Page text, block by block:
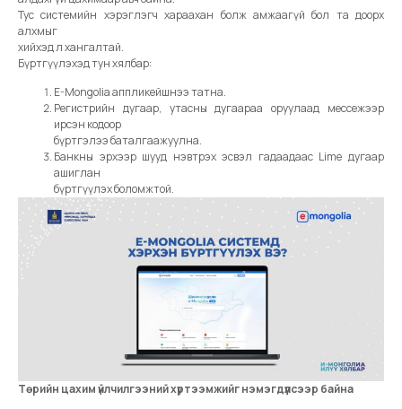
Тус системийн хэрэглэгч хараахан болж амжаагүй бол та доорх
алхмыг
хийхэд л хангалтай.
Бүртгүүлэхэд тун хялбар:
E-Mongolia аппликейшнээ татна.
Регистрийн дугаар, утасны дугаараа оруулаад мессежээр
ирсэн кодоор
бүртгэлээ баталгаажуулна.
Банкны эрхээр шууд нэвтрэх эсвэл гадаадаас Lime дугаар
ашиглан
бүртгүүлэх боломжтой.
Төрийн цахим үйлчилгээний хүртээмжийг нэмэгдүүлсээр байна